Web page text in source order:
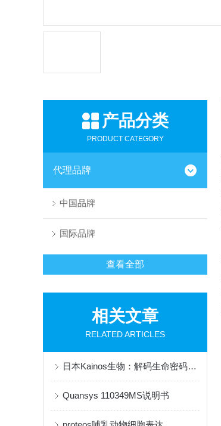
产品分类
PRODUCT CATEGORY
代理品牌
中国品牌
国际品牌
查看全部
相关文章
RELATED ARTICLES
日本Kainos生物：解码生命密码，创新全球健康科技
Quansys 110349MS说明书